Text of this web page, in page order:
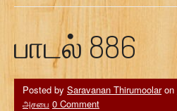
பாடல் 886
Posted by Saravanan Thirumoolaron
அசபை 0 Comment